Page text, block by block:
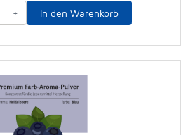
+ In den Warenkorb